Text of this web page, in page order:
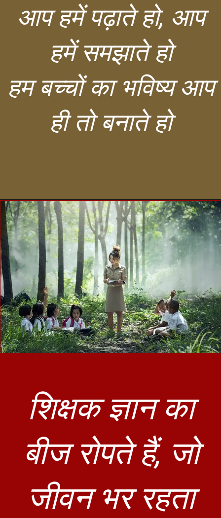
आप हमें पढ़ाते हो, आप
हमें समझाते हो
हम बच्चों का भविष्य आप
ही तो बनाते हो
शिक्षक ज्ञान का
बीज रोपते हैं, जो
जीवन भर रहता